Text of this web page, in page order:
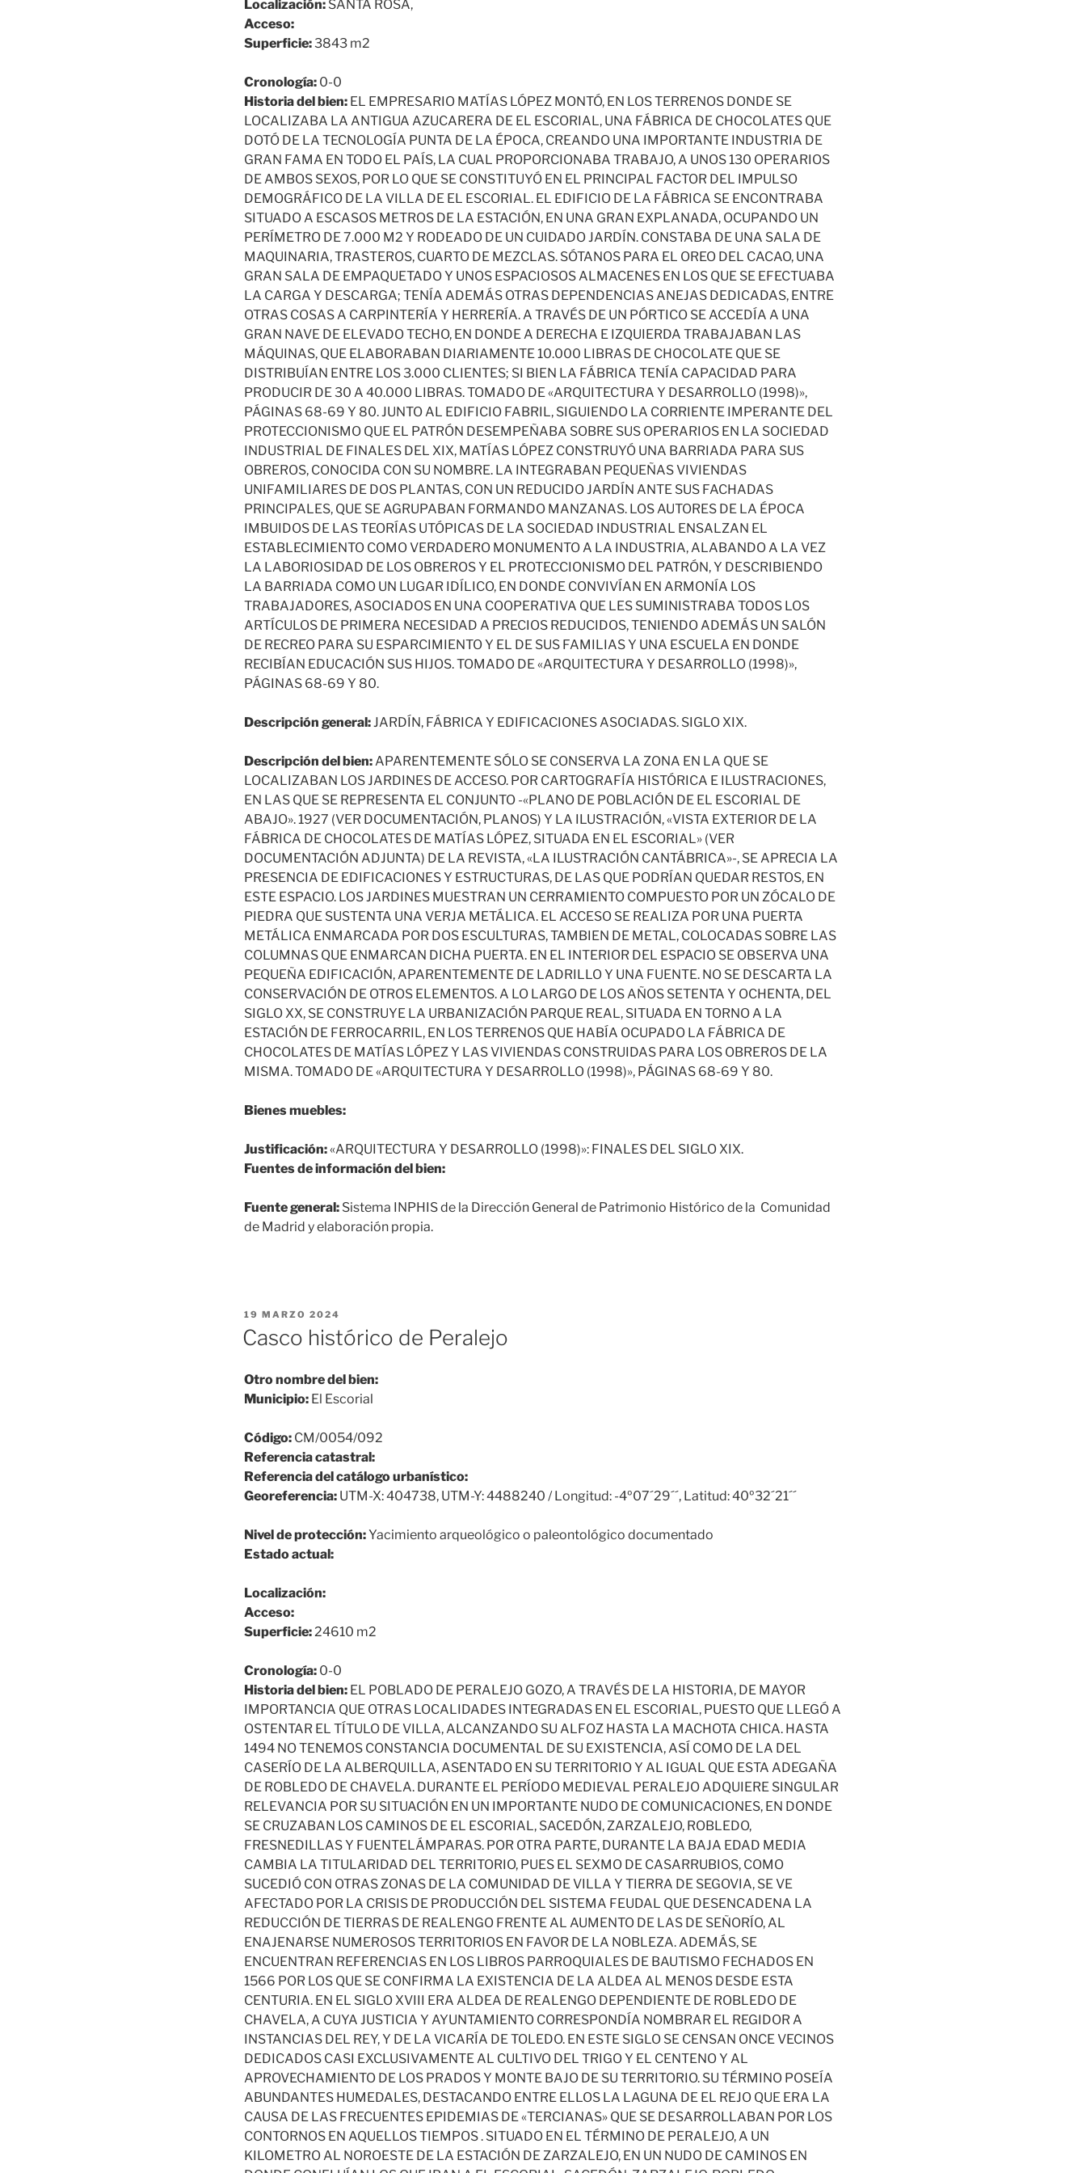
Localización: SANTA ROSA,
Acceso:
Superficie:3843 m2
Cronología: 0-0
Historia del bien: EL EMPRESARIO MATÍAS LÓPEZ MONTÓ, EN LOS TERRENOS DONDE SE
LOCALIZABA LA ANTIGUA AZUCARERA DE EL ESCORIAL, UNA FÁBRICA DE CHOCOLATES QUE
DOTÓ DE LA TECNOLOGÍA PUNTA DE LA ÉPOCA, CREANDO UNA IMPORTANTE INDUSTRIA DE
GRAN FAMA EN TODO EL PAÍS, LA CUAL PROPORCIONABA TRABAJO, A UNOS 130 OPERARIOS
DE AMBOS SEXOS, POR LO QUE SE CONSTITUYÓ EN EL PRINCIPAL FACTOR DEL IMPULSO
DEMOGRÁFICO DE LA VILLA DE EL ESCORIAL. EL EDIFICIO DE LA FÁBRICA SE ENCONTRABA
SITUADO A ESCASOS METROS DE LA ESTACIÓN, EN UNA GRAN EXPLANADA, OCUPANDO UN
PERÍMETRO DE 7.000 M2 Y RODEADO DE UN CUIDADO JARDÍN. CONSTABA DE UNA SALA DE
MAQUINARIA, TRASTEROS, CUARTO DE MEZCLAS. SÓTANOS PARA EL OREO DEL CACAO, UNA
GRAN SALA DE EMPAQUETADO Y UNOS ESPACIOSOS ALMACENES EN LOS QUE SE EFECTUABA
LA CARGA Y DESCARGA; TENÍA ADEMÁS OTRAS DEPENDENCIAS ANEJAS DEDICADAS, ENTRE
OTRAS COSAS A CARPINTERÍA Y HERRERÍA. A TRAVÉS DE UN PÓRTICO SE ACCEDÍA A UNA
GRAN NAVE DE ELEVADO TECHO, EN DONDE A DERECHA E IZQUIERDA TRABAJABAN LAS
MÁQUINAS, QUE ELABORABAN DIARIAMENTE 10.000 LIBRAS DE CHOCOLATE QUE SE
DISTRIBUÍAN ENTRE LOS 3.000 CLIENTES; SI BIEN LA FÁBRICA TENÍA CAPACIDAD PARA
PRODUCIR DE 30 A 40.000 LIBRAS. TOMADO DE «ARQUITECTURA Y DESARROLLO (1998)»,
PÁGINAS 68-69 Y 80. JUNTO AL EDIFICIO FABRIL, SIGUIENDO LA CORRIENTE IMPERANTE DEL
PROTECCIONISMO QUE EL PATRÓN DESEMPEÑABA SOBRE SUS OPERARIOS EN LA SOCIEDAD
INDUSTRIAL DE FINALES DEL XIX, MATÍAS LÓPEZ CONSTRUYÓ UNA BARRIADA PARA SUS
OBREROS, CONOCIDA CON SU NOMBRE. LA INTEGRABAN PEQUEÑAS VIVIENDAS
UNIFAMILIARES DE DOS PLANTAS, CON UN REDUCIDO JARDÍN ANTE SUS FACHADAS
PRINCIPALES, QUE SE AGRUPABAN FORMANDO MANZANAS. LOS AUTORES DE LA ÉPOCA
IMBUIDOS DE LAS TEORÍAS UTÓPICAS DE LA SOCIEDAD INDUSTRIAL ENSALZAN EL
ESTABLECIMIENTO COMO VERDADERO MONUMENTO A LA INDUSTRIA, ALABANDO A LA VEZ
LA LABORIOSIDAD DE LOS OBREROS Y EL PROTECCIONISMO DEL PATRÓN, Y DESCRIBIENDO
LA BARRIADA COMO UN LUGAR IDÍLICO, EN DONDE CONVIVÍAN EN ARMONÍA LOS
TRABAJADORES, ASOCIADOS EN UNA COOPERATIVA QUE LES SUMINISTRABA TODOS LOS
ARTÍCULOS DE PRIMERA NECESIDAD A PRECIOS REDUCIDOS, TENIENDO ADEMÁS UN SALÓN
DE RECREO PARA SU ESPARCIMIENTO Y EL DE SUS FAMILIAS Y UNA ESCUELA EN DONDE
RECIBÍAN EDUCACIÓN SUS HIJOS. TOMADO DE «ARQUITECTURA Y DESARROLLO (1998)»,
PÁGINAS 68-69 Y 80.
Descripción general: JARDÍN, FÁBRICA Y EDIFICACIONES ASOCIADAS. SIGLO XIX.
Descripción del bien: APARENTEMENTE SÓLO SE CONSERVA LA ZONA EN LA QUE SE
LOCALIZABAN LOS JARDINES DE ACCESO. POR CARTOGRAFÍA HISTÓRICA E ILUSTRACIONES,
EN LAS QUE SE REPRESENTA EL CONJUNTO -«PLANO DE POBLACIÓN DE EL ESCORIAL DE
ABAJO». 1927 (VER DOCUMENTACIÓN, PLANOS) Y LA ILUSTRACIÓN, «VISTA EXTERIOR DE LA
FÁBRICA DE CHOCOLATES DE MATÍAS LÓPEZ, SITUADA EN EL ESCORIAL» (VER
DOCUMENTACIÓN ADJUNTA) DE LA REVISTA, «LA ILUSTRACIÓN CANTÁBRICA»-, SE APRECIA LA
PRESENCIA DE EDIFICACIONES Y ESTRUCTURAS, DE LAS QUE PODRÍAN QUEDAR RESTOS, EN
ESTE ESPACIO. LOS JARDINES MUESTRAN UN CERRAMIENTO COMPUESTO POR UN ZÓCALO DE
PIEDRA QUE SUSTENTA UNA VERJA METÁLICA. EL ACCESO SE REALIZA POR UNA PUERTA
METÁLICA ENMARCADA POR DOS ESCULTURAS, TAMBIEN DE METAL, COLOCADAS SOBRE LAS
COLUMNAS QUE ENMARCAN DICHA PUERTA. EN EL INTERIOR DEL ESPACIO SE OBSERVA UNA
PEQUEÑA EDIFICACIÓN, APARENTEMENTE DE LADRILLO Y UNA FUENTE. NO SE DESCARTA LA
CONSERVACIÓN DE OTROS ELEMENTOS. A LO LARGO DE LOS AÑOS SETENTA Y OCHENTA, DEL
SIGLO XX, SE CONSTRUYE LA URBANIZACIÓN PARQUE REAL, SITUADA EN TORNO A LA
ESTACIÓN DE FERROCARRIL, EN LOS TERRENOS QUE HABÍA OCUPADO LA FÁBRICA DE
CHOCOLATES DE MATÍAS LÓPEZ Y LAS VIVIENDAS CONSTRUIDAS PARA LOS OBREROS DE LA
MISMA. TOMADO DE «ARQUITECTURA Y DESARROLLO (1998)», PÁGINAS 68-69 Y 80.
Bienes muebles:
Justificación:«ARQUITECTURA Y DESARROLLO (1998)»: FINALES DEL SIGLO XIX.
Fuentes de información del bien:
Fuente general: Sistema INPHIS de la Dirección General de Patrimonio Histórico de la Comunidad
de Madrid y elaboración propia.
PUBLICADO
19 MARZO 2024
Casco histórico de Peralejo
Otro nombre del bien:
Municipio: El Escorial
Código: CM/0054/092
Referencia catastral:
Referencia del catálogo urbanístico:
Georeferencia: UTM-X: 404738, UTM-Y: 4488240 / Longitud: -4º07´29´´, Latitud: 40º32´21´´
Nivel de protección:Yacimiento arqueológico o paleontológico documentado
Estado actual:
Localización:
Acceso:
Superficie:24610 m2
Cronología: 0-0
Historia del bien: EL POBLADO DE PERALEJO GOZO, A TRAVÉS DE LA HISTORIA, DE MAYOR
IMPORTANCIA QUE OTRAS LOCALIDADES INTEGRADAS EN EL ESCORIAL, PUESTO QUE LLEGÓ A
OSTENTAR EL TÍTULO DE VILLA, ALCANZANDO SU ALFOZ HASTA LA MACHOTA CHICA. HASTA
1494 NO TENEMOS CONSTANCIA DOCUMENTAL DE SU EXISTENCIA, ASÍ COMO DE LA DEL
CASERÍO DE LA ALBERQUILLA, ASENTADO EN SU TERRITORIO Y AL IGUAL QUE ESTA ADEGAÑA
DE ROBLEDO DE CHAVELA. DURANTE EL PERÍODO MEDIEVAL PERALEJO ADQUIERE SINGULAR
RELEVANCIA POR SU SITUACIÓN EN UN IMPORTANTE NUDO DE COMUNICACIONES, EN DONDE
SE CRUZABAN LOS CAMINOS DE EL ESCORIAL, SACEDÓN, ZARZALEJO, ROBLEDO,
FRESNEDILLAS Y FUENTELÁMPARAS. POR OTRA PARTE, DURANTE LA BAJA EDAD MEDIA
CAMBIA LA TITULARIDAD DEL TERRITORIO, PUES EL SEXMO DE CASARRUBIOS, COMO
SUCEDIÓ CON OTRAS ZONAS DE LA COMUNIDAD DE VILLA Y TIERRA DE SEGOVIA, SE VE
AFECTADO POR LA CRISIS DE PRODUCCIÓN DEL SISTEMA FEUDAL QUE DESENCADENA LA
REDUCCIÓN DE TIERRAS DE REALENGO FRENTE AL AUMENTO DE LAS DE SEÑORÍO, AL
ENAJENARSE NUMEROSOS TERRITORIOS EN FAVOR DE LA NOBLEZA. ADEMÁS, SE
ENCUENTRAN REFERENCIAS EN LOS LIBROS PARROQUIALES DE BAUTISMO FECHADOS EN
1566 POR LOS QUE SE CONFIRMA LA EXISTENCIA DE LA ALDEA AL MENOS DESDE ESTA
CENTURIA. EN EL SIGLO XVIII ERA ALDEA DE REALENGO DEPENDIENTE DE ROBLEDO DE
CHAVELA, A CUYA JUSTICIA Y AYUNTAMIENTO CORRESPONDÍA NOMBRAR EL REGIDOR A
INSTANCIAS DEL REY, Y DE LA VICARÍA DE TOLEDO. EN ESTE SIGLO SE CENSAN ONCE VECINOS
DEDICADOS CASI EXCLUSIVAMENTE AL CULTIVO DEL TRIGO Y EL CENTENO Y AL
APROVECHAMIENTO DE LOS PRADOS Y MONTE BAJO DE SU TERRITORIO. SU TÉRMINO POSEÍA
ABUNDANTES HUMEDALES, DESTACANDO ENTRE ELLOS LA LAGUNA DE EL REJO QUE ERA LA
CAUSA DE LAS FRECUENTES EPIDEMIAS DE «TERCIANAS» QUE SE DESARROLLABAN POR LOS
CONTORNOS EN AQUELLOS TIEMPOS . SITUADO EN EL TÉRMINO DE PERALEJO, A UN
KILOMETRO AL NOROESTE DE LA ESTACIÓN DE ZARZALEJO, EN UN NUDO DE CAMINOS EN